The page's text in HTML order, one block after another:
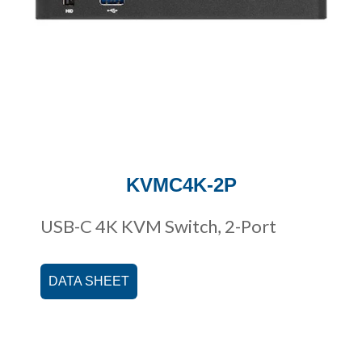
KVMC4K-2P
USB-C 4K KVM Switch, 2-Port
DATA SHEET